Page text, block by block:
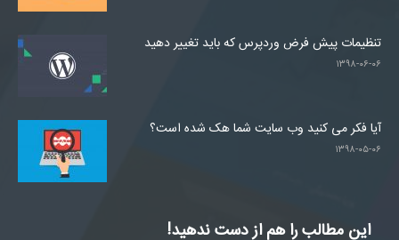
تنظیمات پیش فرض وردپرس که باید تغییر دهید
۱۳۹۸-۰۶-۰۶
آیا فکر می کنید وب سایت شما هک شده است؟
۱۳۹۸-۰۵-۰۶
این مطالب را هم از دست ندهید!